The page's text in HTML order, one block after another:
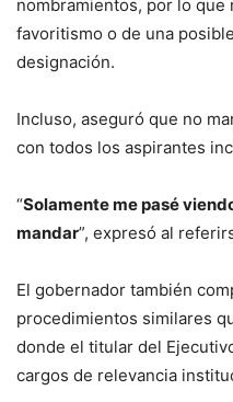
nombramientos, por lo que
favoritismo o de una
designación.
Incluso, aseguró que no
con todos los aspirantes
“Solamente me pasé
mandar”, expresó al
El gobernador también
procedimientos similares
donde el titular del
cargos de relevancia